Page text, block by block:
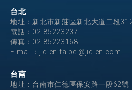
台北
地址：新北市新莊區新北大道二段
電話： 02-85223237
傳真：02-85223168
E-mail： jidien-taipei@jidien.com
台南
地址：台南市仁德區保安路一段62號